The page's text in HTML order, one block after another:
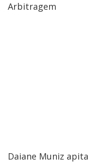
Arbitragem
Daiane Muniz